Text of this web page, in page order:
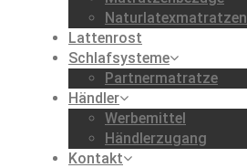
Naturlatexmatratzen
Lattenrost
Schlafsysteme
Partnermatratze
Händler
Werbemittel
Händlerzugang
Kontakt